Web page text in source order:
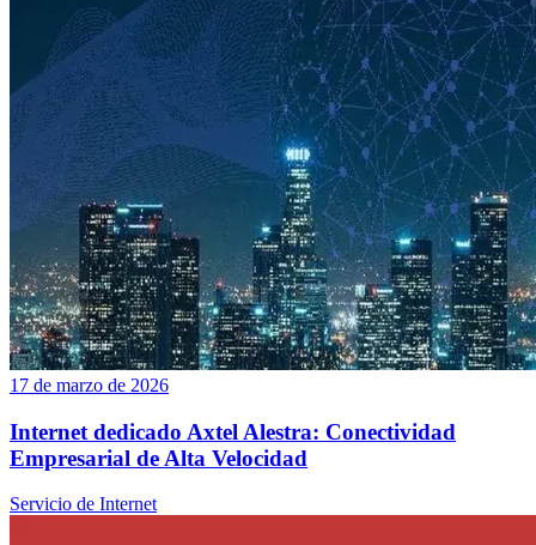
17 de marzo de 2026
Internet dedicado Axtel Alestra: Conectividad
Empresarial de Alta Velocidad
Servicio de Internet